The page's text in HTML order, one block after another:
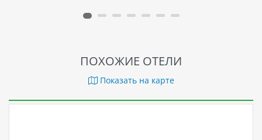
ПОХОЖИЕ ОТЕЛИ
Показать на карте